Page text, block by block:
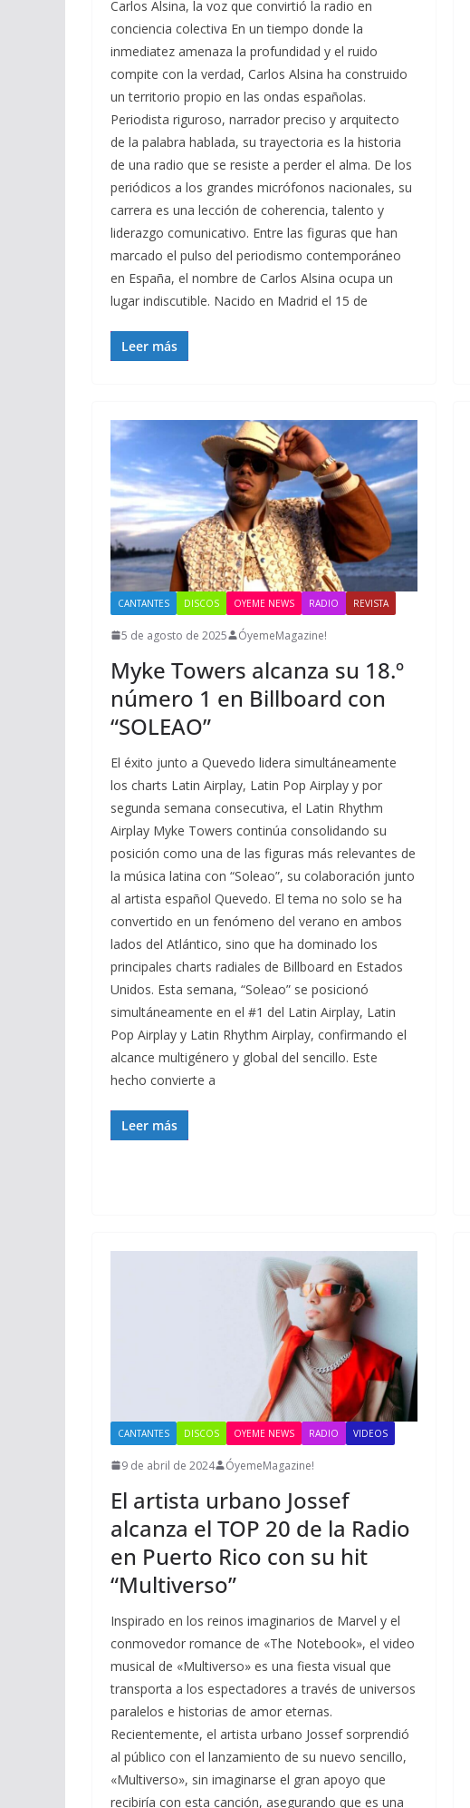
Carlos Alsina, la voz que convirtió la radio en
conciencia colectiva En un tiempo donde la
inmediatez amenaza la profundidad y el ruido
compite con la verdad, Carlos Alsina ha construido
un territorio propio en las ondas españolas.
Periodista riguroso, narrador preciso y arquitecto
de la palabra hablada, su trayectoria es la historia
de una radio que se resiste a perder el alma. De los
periódicos a los grandes micrófonos nacionales, su
carrera es una lección de coherencia, talento y
liderazgo comunicativo. Entre las figuras que han
marcado el pulso del periodismo contemporáneo
en España, el nombre de Carlos Alsina ocupa un
lugar indiscutible. Nacido en Madrid el 15 de
Leer más
CANTANTES DISCOS OYEME NEWS RADIO REVISTA
5 de agosto de 2025 ÓyemeMagazine!
Myke Towers alcanza su 18.º
número 1 en Billboard con
“SOLEAO”
El éxito junto a Quevedo lidera simultáneamente
los charts Latin Airplay, Latin Pop Airplay y por
segunda semana consecutiva, el Latin Rhythm
Airplay Myke Towers continúa consolidando su
posición como una de las figuras más relevantes de
la música latina con “Soleao”, su colaboración junto
al artista español Quevedo. El tema no solo se ha
convertido en un fenómeno del verano en ambos
lados del Atlántico, sino que ha dominado los
principales charts radiales de Billboard en Estados
Unidos. Esta semana, “Soleao” se posicionó
simultáneamente en el #1 del Latin Airplay, Latin
Pop Airplay y Latin Rhythm Airplay, confirmando el
alcance multigénero y global del sencillo. Este
hecho convierte a
Leer más
CANTANTES DISCOS OYEME NEWS RADIO VIDEOS
9 de abril de 2024 ÓyemeMagazine!
El artista urbano Jossef
alcanza el TOP 20 de la Radio
en Puerto Rico con su hit
“Multiverso”
Inspirado en los reinos imaginarios de Marvel y el
conmovedor romance de «The Notebook», el video
musical de «Multiverso» es una fiesta visual que
transporta a los espectadores a través de universos
paralelos e historias de amor eternas.
Recientemente, el artista urbano Jossef sorprendió
al público con el lanzamiento de su nuevo sencillo,
«Multiverso», sin imaginarse el gran apoyo que
recibiría con esta canción, asegurando que es una